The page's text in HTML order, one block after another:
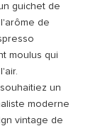
guichet de
de
moulus qui
un
moderne
vintage de